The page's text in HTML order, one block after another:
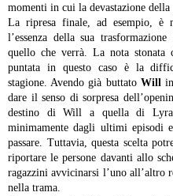
momenti in cui la devastazione della
La ripresa finale, ad esempio, è
l’essenza della sua
quello che verrà. La nota stonata
puntata in questo caso è la
stagione. Avendo già buttato Willin
dare il senso di sorpresa
destino di Will a quella di Lyra,
minimamente dagli ultimi episodi
passare. Tuttavia, questa scelta
riportare le persone davanti allo
ragazzini avvicinarsi l’uno all’altro
nella trama.